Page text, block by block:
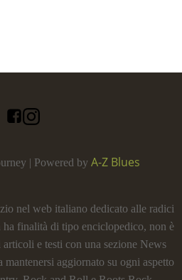
| Powered by A-Z Blues
nel web italiano dedicato alle radici
ha finalità di tipo enciclopedico, non è
e testi con una sezione News
mantenersi aggiornato su ogni aspetto